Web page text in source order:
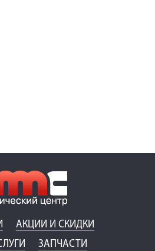
АКЦИИ И СКИДКИ
ЗАПЧАСТИ